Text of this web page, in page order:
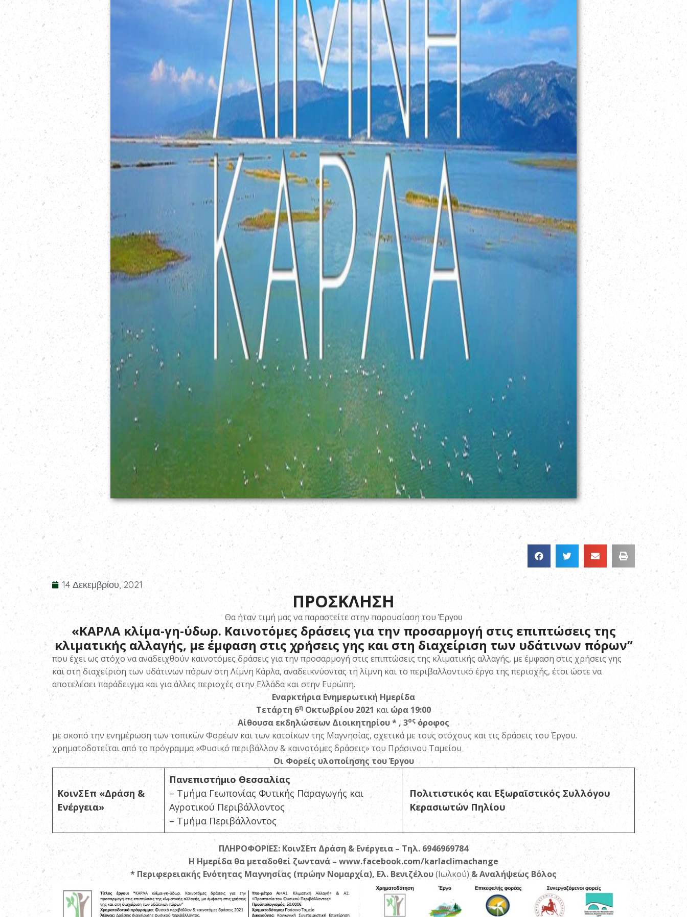
14 Δεκεμβρίου, 2021
ΠΡΟΣΚΛΗΣΗ
Θα ήταν τιμή μας να παραστείτε στην παρουσίαση του Έργου
«ΚΑΡΛΑ κλίμα-γη-ύδωρ. Καινοτόμες δράσεις για την προσαρμογή στις επιπτώσεις της
κλιματικής αλλαγής, με έμφαση στις χρήσεις γης και στη διαχείριση των υδάτινων πόρων”
που έχει ως στόχο να αναδειχθούν καινοτόμες δράσεις για την προσαρμογή στις επιπτώσεις της κλιματικής αλλαγής, με έμφαση στις χρήσεις γης
και στη διαχείριση των υδάτινων πόρων στη Λίμνη Κάρλα, αναδεικνύοντας τη λίμνη και το περιβαλλοντικό έργο της περιοχής, έτσι ώστε να
αποτελέσει παράδειγμα και για άλλες περιοχές στην Ελλάδα και στην Ευρώπη.
Εναρκτήρια Ενημερωτική Ημερίδα
Τετάρτη 6η Οκτωβρίου 2021 και ώρα 19:00
Αίθουσα εκδηλώσεων Διοικητηρίου* , 3ος όροφος
με σκοπό την ενημέρωση των τοπικών Φορέων και των κατοίκων της Μαγνησίας, σχετικά με τους στόχους και τις δράσεις του Έργου.
χρηματοδοτείται από το πρόγραμμα «Φυσικό περιβάλλον & καινοτόμες δράσεις» του Πράσινου Ταμείου
Οι Φορείς υλοποίησης του Έργου
ΚοινΣΕπ «Δράση &
Ενέργεια»
Πανεπιστήμιο Θεσσαλίας
– Τμήμα Γεωπονίας Φυτικής Παραγωγής και
Αγροτικού Περιβάλλοντος
– Τμήμα Περιβάλλοντος
Πολιτιστικός και Εξωραϊστικός Συλλόγου
Κερασιωτών Πηλίου
ΠΛΗΡΟΦΟΡΙΕΣ: ΚοινΣΕπ Δράση & Ενέργεια – Τηλ. 6946969784
Η Ημερίδα θα μεταδοθεί ζωντανά – www.facebook.com/karlaclimachange
*Περιφερειακής Ενότητας Μαγνησίας (πρώην Νομαρχία), Ελ. Βενιζέλου(Ιωλκού)& Αναλήψεως Βόλος